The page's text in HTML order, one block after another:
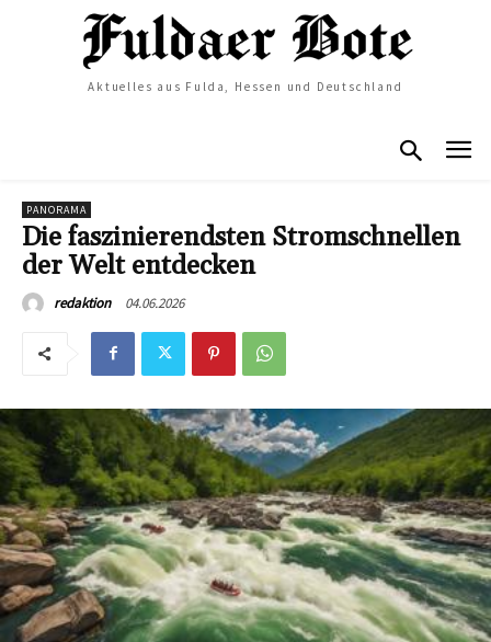
Aktuelles aus Fulda, Hessen und Deutschland
PANORAMA
Die faszinierendsten Stromschnellen
der Welt entdecken
redaktion 04.06.2026